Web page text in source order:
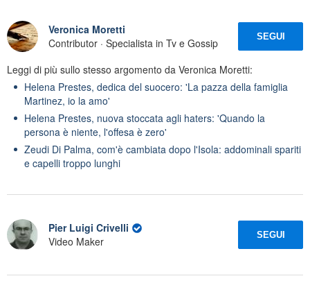
Veronica Moretti
Contributor · Specialista in Tv e Gossip
SEGUI
Leggi di più sullo stesso argomento da Veronica Moretti:
Helena Prestes, dedica del suocero: 'La pazza della famiglia
Martinez, io la amo'
Helena Prestes, nuova stoccata agli haters: 'Quando la
persona è niente, l'offesa è zero'
Zeudi Di Palma, com'è cambiata dopo l'Isola: addominali spariti
e capelli troppo lunghi
Pier Luigi Crivelli
Video Maker
SEGUI